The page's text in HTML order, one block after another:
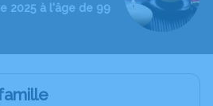
2025 à l'âge de 99